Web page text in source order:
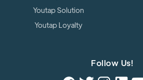
Youtap Solution
Youtap Loyalty
Follow Us!